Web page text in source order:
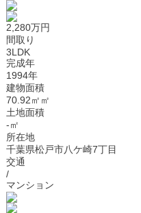
2,280万円
間取り
3LDK
完成年
1994年
建物面積
70.92㎡㎡
土地面積
-㎡
所在地
千葉県松戸市八ケ崎7丁目
交通
/
マンション